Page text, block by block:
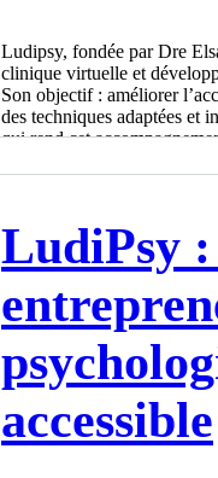
Ludipsy, fondée par Dre
clinique virtuelle et
Son objectif : améliorer
des techniques adaptées et
qui rend cet
4 min de lecture
LudiPsy :
accessible